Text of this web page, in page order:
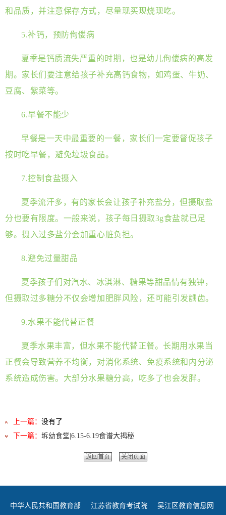
和品质，并注意保存方式，尽量现买现烧现吃。
5.补钙，预防佝偻病
夏季是钙质流失严重的时期，也是幼儿佝偻病的高发
期。家长们要注意给孩子补充高钙食物，如鸡蛋、牛奶、
豆腐、紫菜等。
6.早餐不能少
早餐是一天中最重要的一餐，家长们一定要督促孩子
按时吃早餐，避免垃圾食品。
7.控制食盐摄入
夏季流汗多，有的家长会让孩子补充盐分，但摄取盐
分也要有限度。一般来说，孩子每日摄取3g食盐就已足
够。摄入过多盐分会加重心脏负担。
8.避免过量甜品
夏季孩子们对汽水、冰淇淋、糖果等甜品情有独钟，
但摄取过多糖分不仅会增加肥胖风险，还可能引发龋齿。
9.水果不能代替正餐
夏季水果丰富，但水果不能代替正餐。长期用水果当
正餐会导致营养不均衡，对消化系统、免疫系统和内分泌
系统造成伤害。大部分水果糖分高，吃多了也会发胖。
上一篇： 没有了
下一篇： 坼幼食堂|6.15-6.19食谱大揭秘
返回首页 关闭页面
中华人民共和国教育部 江苏省教育考试院 吴江区教育信息网